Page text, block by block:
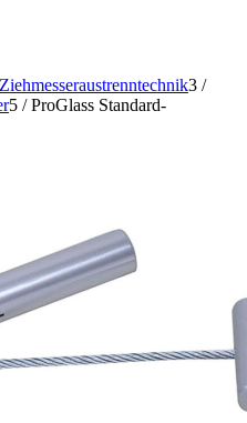
Ziehmesseraustrenntechnik3 /
5 / ProGlass Standard-